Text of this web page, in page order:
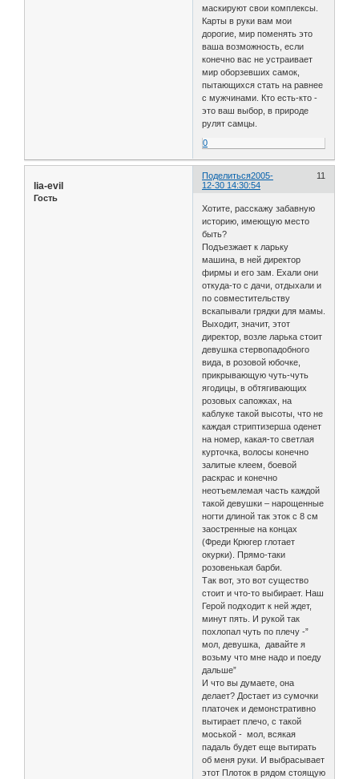
маскируют свои комплексы.
Карты в руки вам мои
дорогие, мир поменять это
ваша возможность, если
конечно вас не устраивает
мир оборзевших самок,
пытающихся стать на равнее
с мужчинами. Кто есть-кто -
это ваш выбор, в природе
рулят самцы.
0
Поделиться 11
2005-
12-30 14:30:54
lia-evil
Гость
Хотите, расскажу забавную
историю, имеющую место
быть?
Подъезжает к ларьку
машина, в ней директор
фирмы и его зам. Ехали они
откуда-то с дачи, отдыхали и
по совместительству
вскапывали грядки для мамы.
Выходит, значит, этот
директор, возле ларька стоит
девушка стервопадобного
вида, в розовой юбочке,
прикрывающую чуть-чуть
ягодицы, в обтягивающих
розовых сапожках, на
каблуке такой высоты, что не
каждая стриптизерша оденет
на номер, какая-то светлая
курточка, волосы конечно
залитые клеем, боевой
раскрас и конечно
неотъемлемая часть каждой
такой девушки – нарощенные
ногти длиной так эток с 8 см
заостренные на концах
(Фреди Крюгер глотает
окурки). Прямо-таки
розовенькая барби.
Так вот, это вот существо
стоит и что-то выбирает. Наш
Герой подходит к ней ждет,
минут пять. И рукой так
похлопал чуть по плечу -”
мол, девушка, давайте я
возьму что мне надо и поеду
дальше”
И что вы думаете, она
делает? Достает из сумочки
платочек и демонстративно
вытирает плечо, с такой
моськой - мол, всякая
падаль будет еще вытирать
об меня руки. И выбрасывает
этот Плоток в рядом стоящую